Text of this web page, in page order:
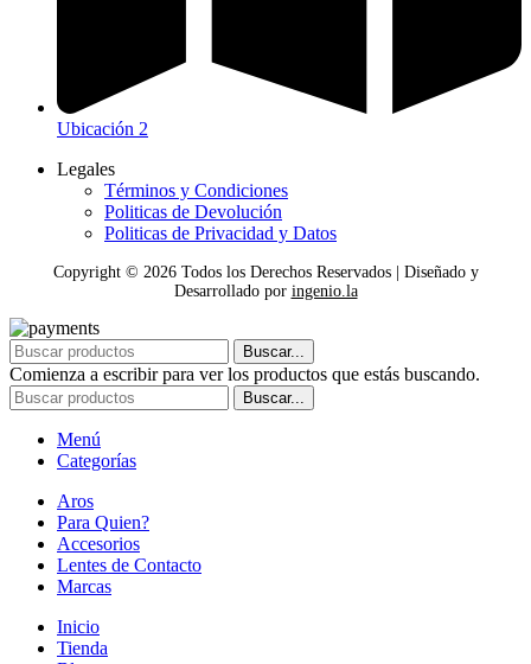
Ubicación 2
Legales
Términos y Condiciones
Politicas de Devolución
Politicas de Privacidad y Datos
Copyright © 2026Todos los Derechos Reservados | Diseñado y
Desarrollado por ingenio.la
Buscar...
Comienza a escribir para ver los productos que estás buscando.
Buscar...
Menú
Categorías
Aros
Para Quien?
Accesorios
Lentes de Contacto
Marcas
Inicio
Tienda